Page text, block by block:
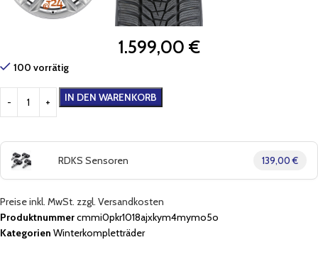
1.599,00 €
100 vorrätig
IN DEN WARENKORB
RDKS Sensoren 139,00 €
Preise inkl. MwSt. zzgl. Versandkosten
Produktnummercmmi0pkr1018ajxkym4mymo5o
Kategorien Winterkompletträder